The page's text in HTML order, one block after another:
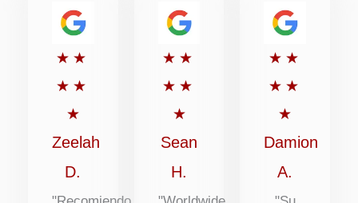
★ ★
★ ★
★
Puntuación:
5
de
5
Zeelah
D.
★ ★
★ ★
★
Puntuación:
5
de
5
Sean
H.
★ ★
★ ★
★
5
5
Damion
A.